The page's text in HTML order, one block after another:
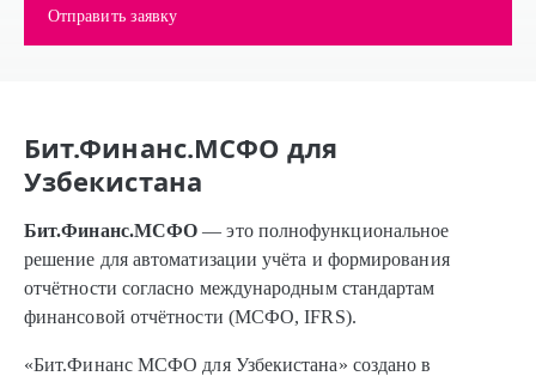
Отправить заявку
Бит.Финанс.МСФО для
Узбекистана
Бит.Финанс.МСФО — это полнофункциональное
решение для автоматизации учёта и формирования
отчётности согласно международным стандартам
финансовой отчётности (МСФО, IFRS).
«Бит.Финанс МСФО для Узбекистана» создано в